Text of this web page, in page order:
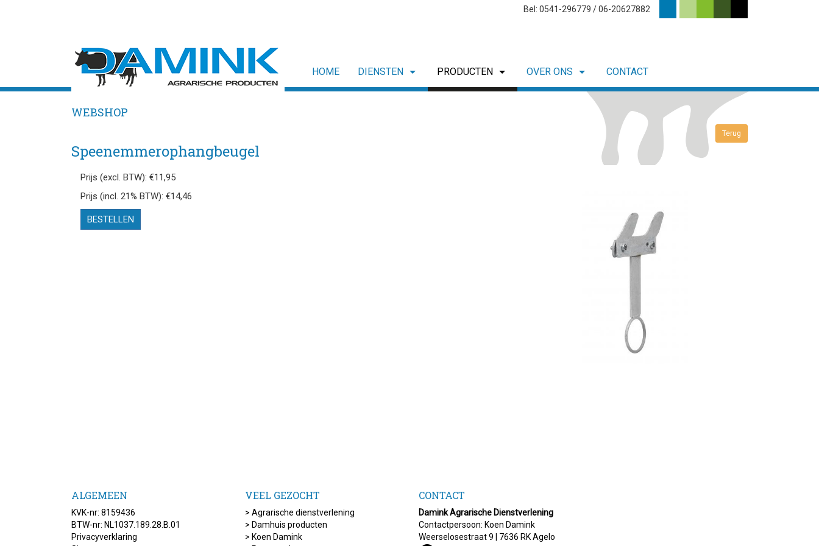
Bel: 0541-296779 / 06-20627882
HOME DIENSTEN PRODUCTEN OVER ONS CONTACT
WEBSHOP
Speenemmerophangbeugel
Prijs (excl. BTW): €11,95
Prijs (incl. 21% BTW): €14,46
BESTELLEN
ALGEMEEN
KVK-nr: 8159436
BTW-nr: NL1037.189.28.B.01
Privacyverklaring
VEEL GEZOCHT
> Agrarische dienstverlening
> Damhuis producten
> Koen Damink
CONTACT
Damink Agrarische Dienstverlening
Contactpersoon: Koen Damink
Weerselosestraat 9 | 7636 RK Agelo